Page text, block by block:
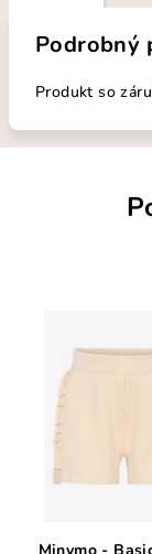
Podrobný
Produkt so